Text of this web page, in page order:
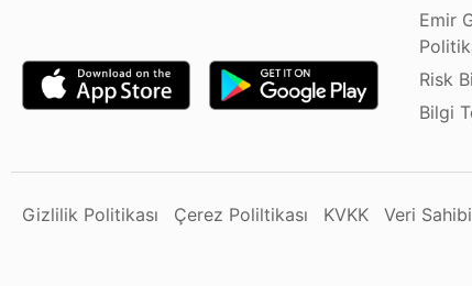
Emir
Risk
Bilgi
Gizlilik Politikası Çerez Poliltikası KVKK Veri